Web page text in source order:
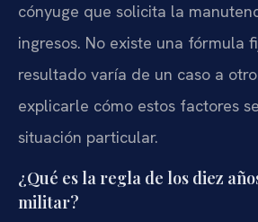
cónyuge que solicita la
ingresos. No existe una fórmula
resultado varía de un caso a
explicarle cómo estos factores
situación particular.
¿Qué es la regla de los diez
militar?